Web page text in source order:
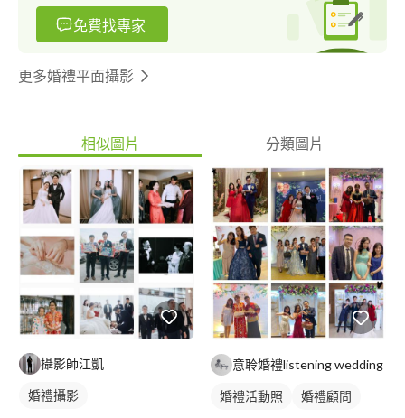
式禮儀 歡迎預約拍攝 給自己唯美幸福回憶
免費找專家
更多婚禮平面攝影
相似圖片 分類圖片
攝影師江凱
婚禮攝影
意聆婚禮listening wedding
婚禮活動照 婚禮顧問